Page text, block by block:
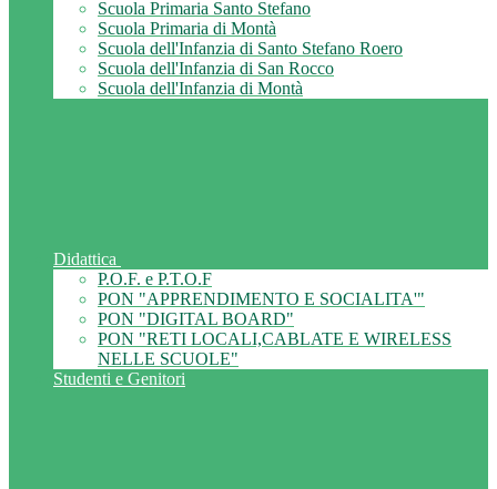
Scuola Primaria Santo Stefano
Scuola Primaria di Montà
Scuola dell'Infanzia di Santo Stefano Roero
Scuola dell'Infanzia di San Rocco
Scuola dell'Infanzia di Montà
Didattica
P.O.F. e P.T.O.F
PON "APPRENDIMENTO E SOCIALITA'"
PON "DIGITAL BOARD"
PON "RETI LOCALI,CABLATE E WIRELESS
NELLE SCUOLE"
Studenti e Genitori